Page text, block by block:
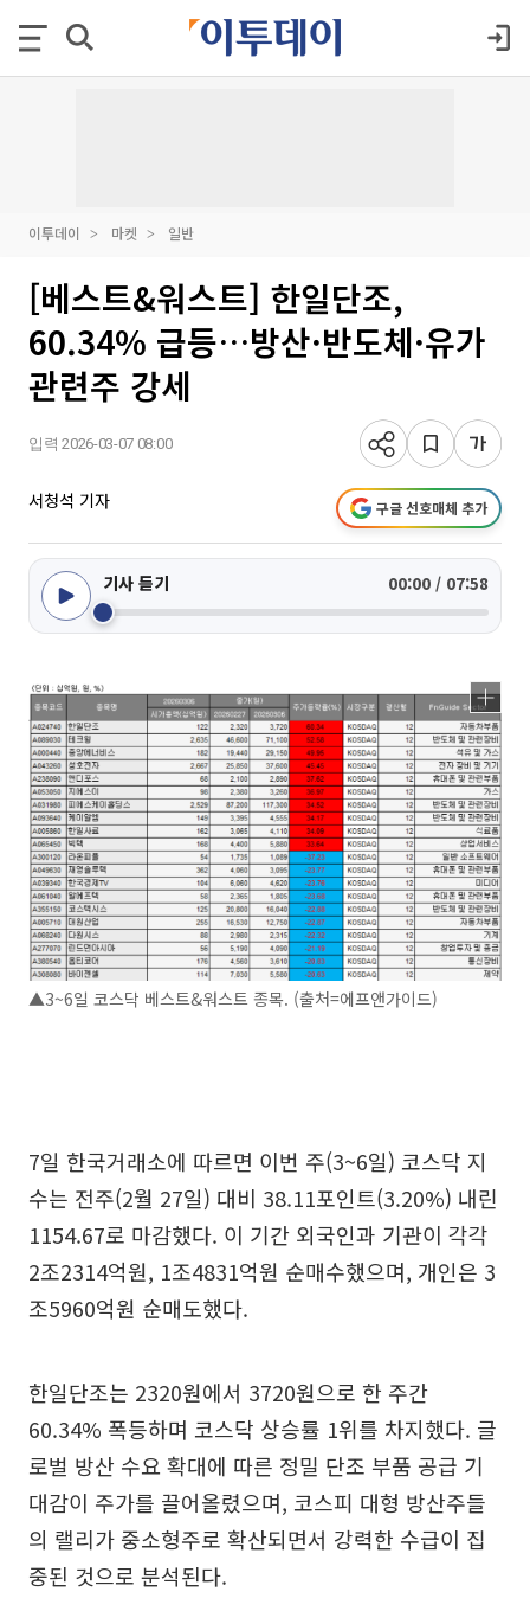
이투데이 마켓 일반
[베스트&워스트] 한일단조,
60.34% 급등…방산·반도체·유가
관련주 강세
입력 2026-03-07 08:00
서청석 기자 구글 선호매체 추가
기사 듣기 00:00 / 07:58
▲3~6일 코스닥 베스트&워스트 종목. (출처=에프앤가이드)
7일 한국거래소에 따르면 이번 주(3~6일) 코스닥 지
수는 전주(2월 27일) 대비 38.11포인트(3.20%) 내린
1154.67로 마감했다. 이 기간 외국인과 기관이 각각
2조2314억원, 1조4831억원 순매수했으며, 개인은 3
조5960억원 순매도했다.
한일단조는 2320원에서 3720원으로 한 주간
60.34% 폭등하며 코스닥 상승률 1위를 차지했다. 글
로벌 방산 수요 확대에 따른 정밀 단조 부품 공급 기
대감이 주가를 끌어올렸으며, 코스피 대형 방산주들
의 랠리가 중소형주로 확산되면서 강력한 수급이 집
중된 것으로 분석된다.